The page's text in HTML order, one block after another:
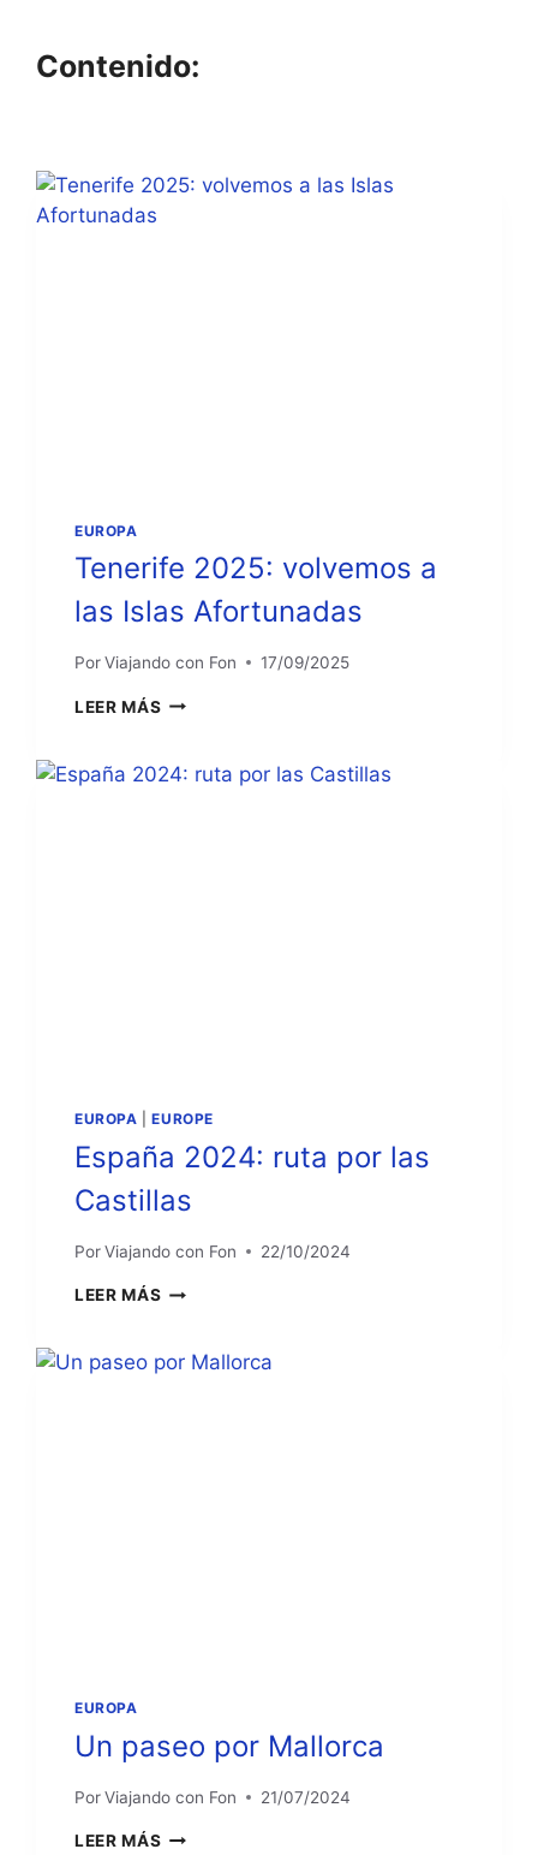
Contenido:
EUROPA
Tenerife 2025: volvemos a
las Islas Afortunadas
PorViajando con Fon 17/09/2025
LEER MÁS TENERIFE
A
EUROPA |EUROPE
España 2024: ruta por las
Castillas
PorViajando con Fon 22/10/2024
LEER MÁS ESPAÑA
POR
EUROPA
Un paseo por Mallorca
PorViajando con Fon 21/07/2024
LEER MÁS UN